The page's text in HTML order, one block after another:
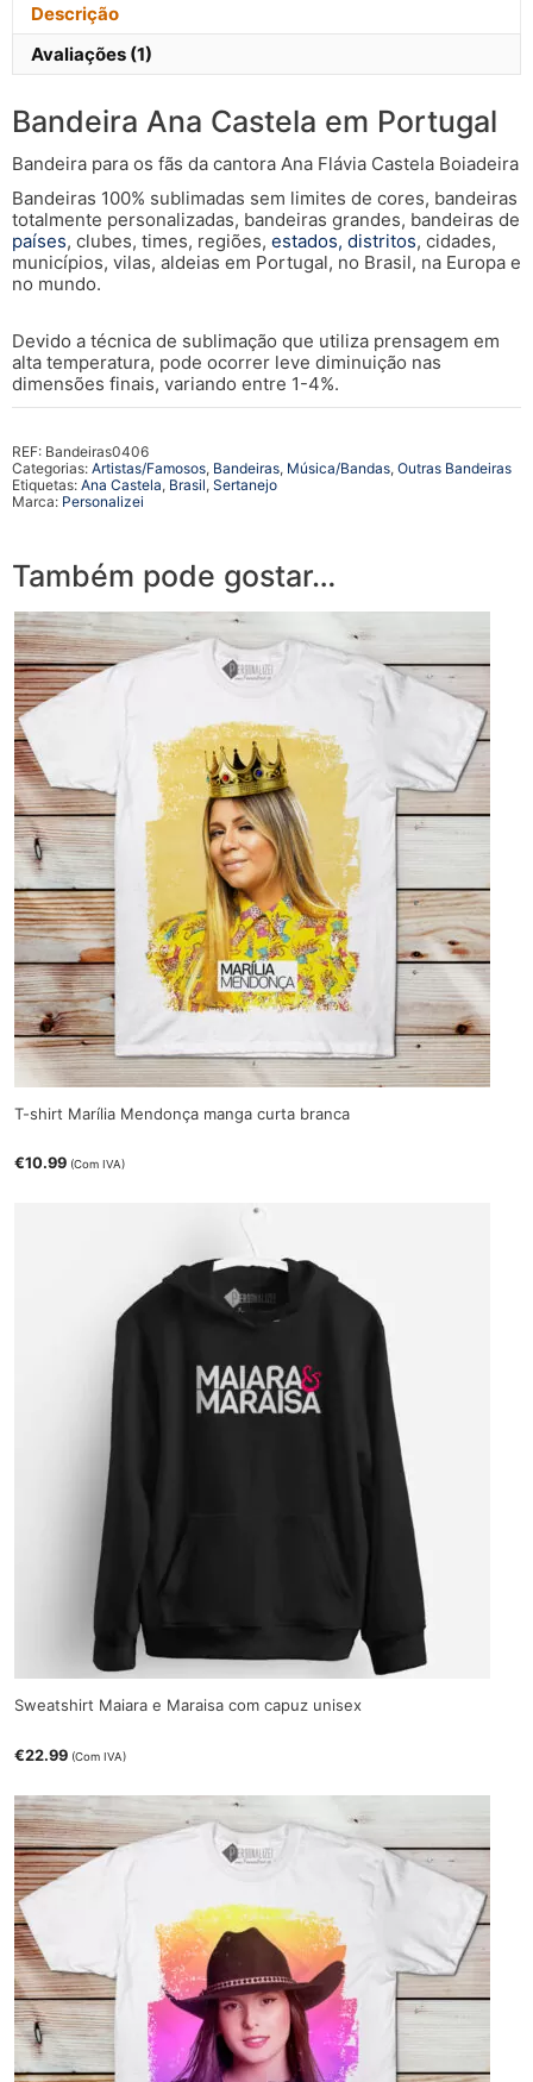
Descrição
Avaliações (1)
Bandeira Ana Castela em Portugal
Bandeira para os fãs da cantora Ana Flávia Castela Boiadeira
Bandeiras 100% sublimadas sem limites de cores, bandeiras
totalmente personalizadas, bandeiras grandes, bandeiras de
países, clubes, times, regiões, estados, distritos, cidades,
municípios, vilas, aldeias em Portugal, no Brasil, na Europa e
no mundo.
Devido a técnica de sublimação que utiliza prensagem em
alta temperatura, pode ocorrer leve diminuição nas
dimensões finais, variando entre 1-4%.
REF: Bandeiras0406
Categorias: Artistas/Famosos, Bandeiras, Música/Bandas, Outras Bandeiras
Etiquetas: Ana Castela, Brasil, Sertanejo
Marca: Personalizei
Também pode gostar…
T-shirt Marília Mendonça manga curta branca
€10.99 (Com IVA)
Sweatshirt Maiara e Maraisa com capuz unisex
€22.99 (Com IVA)